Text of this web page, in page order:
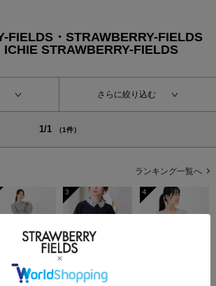
FIELDS・STRAWBERRY-FIELDS
STRAWBERRY-FIELDS
さらに絞り込む
1/1 （1件）
ランキング一覧へ
ミニケーブルドロストワンピース
3 4